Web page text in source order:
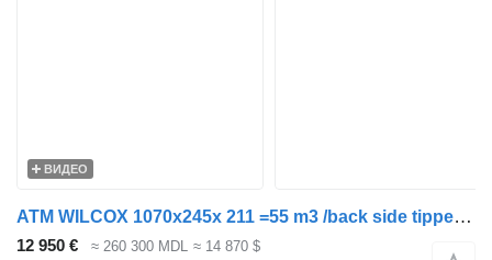
ВИДЕО
ATM WILCOX 1070x245x 211 =55 m3 /back side tipper/disc-brakes,/weigh
12 950 € ≈ 260 300 MDL ≈ 14 870 $